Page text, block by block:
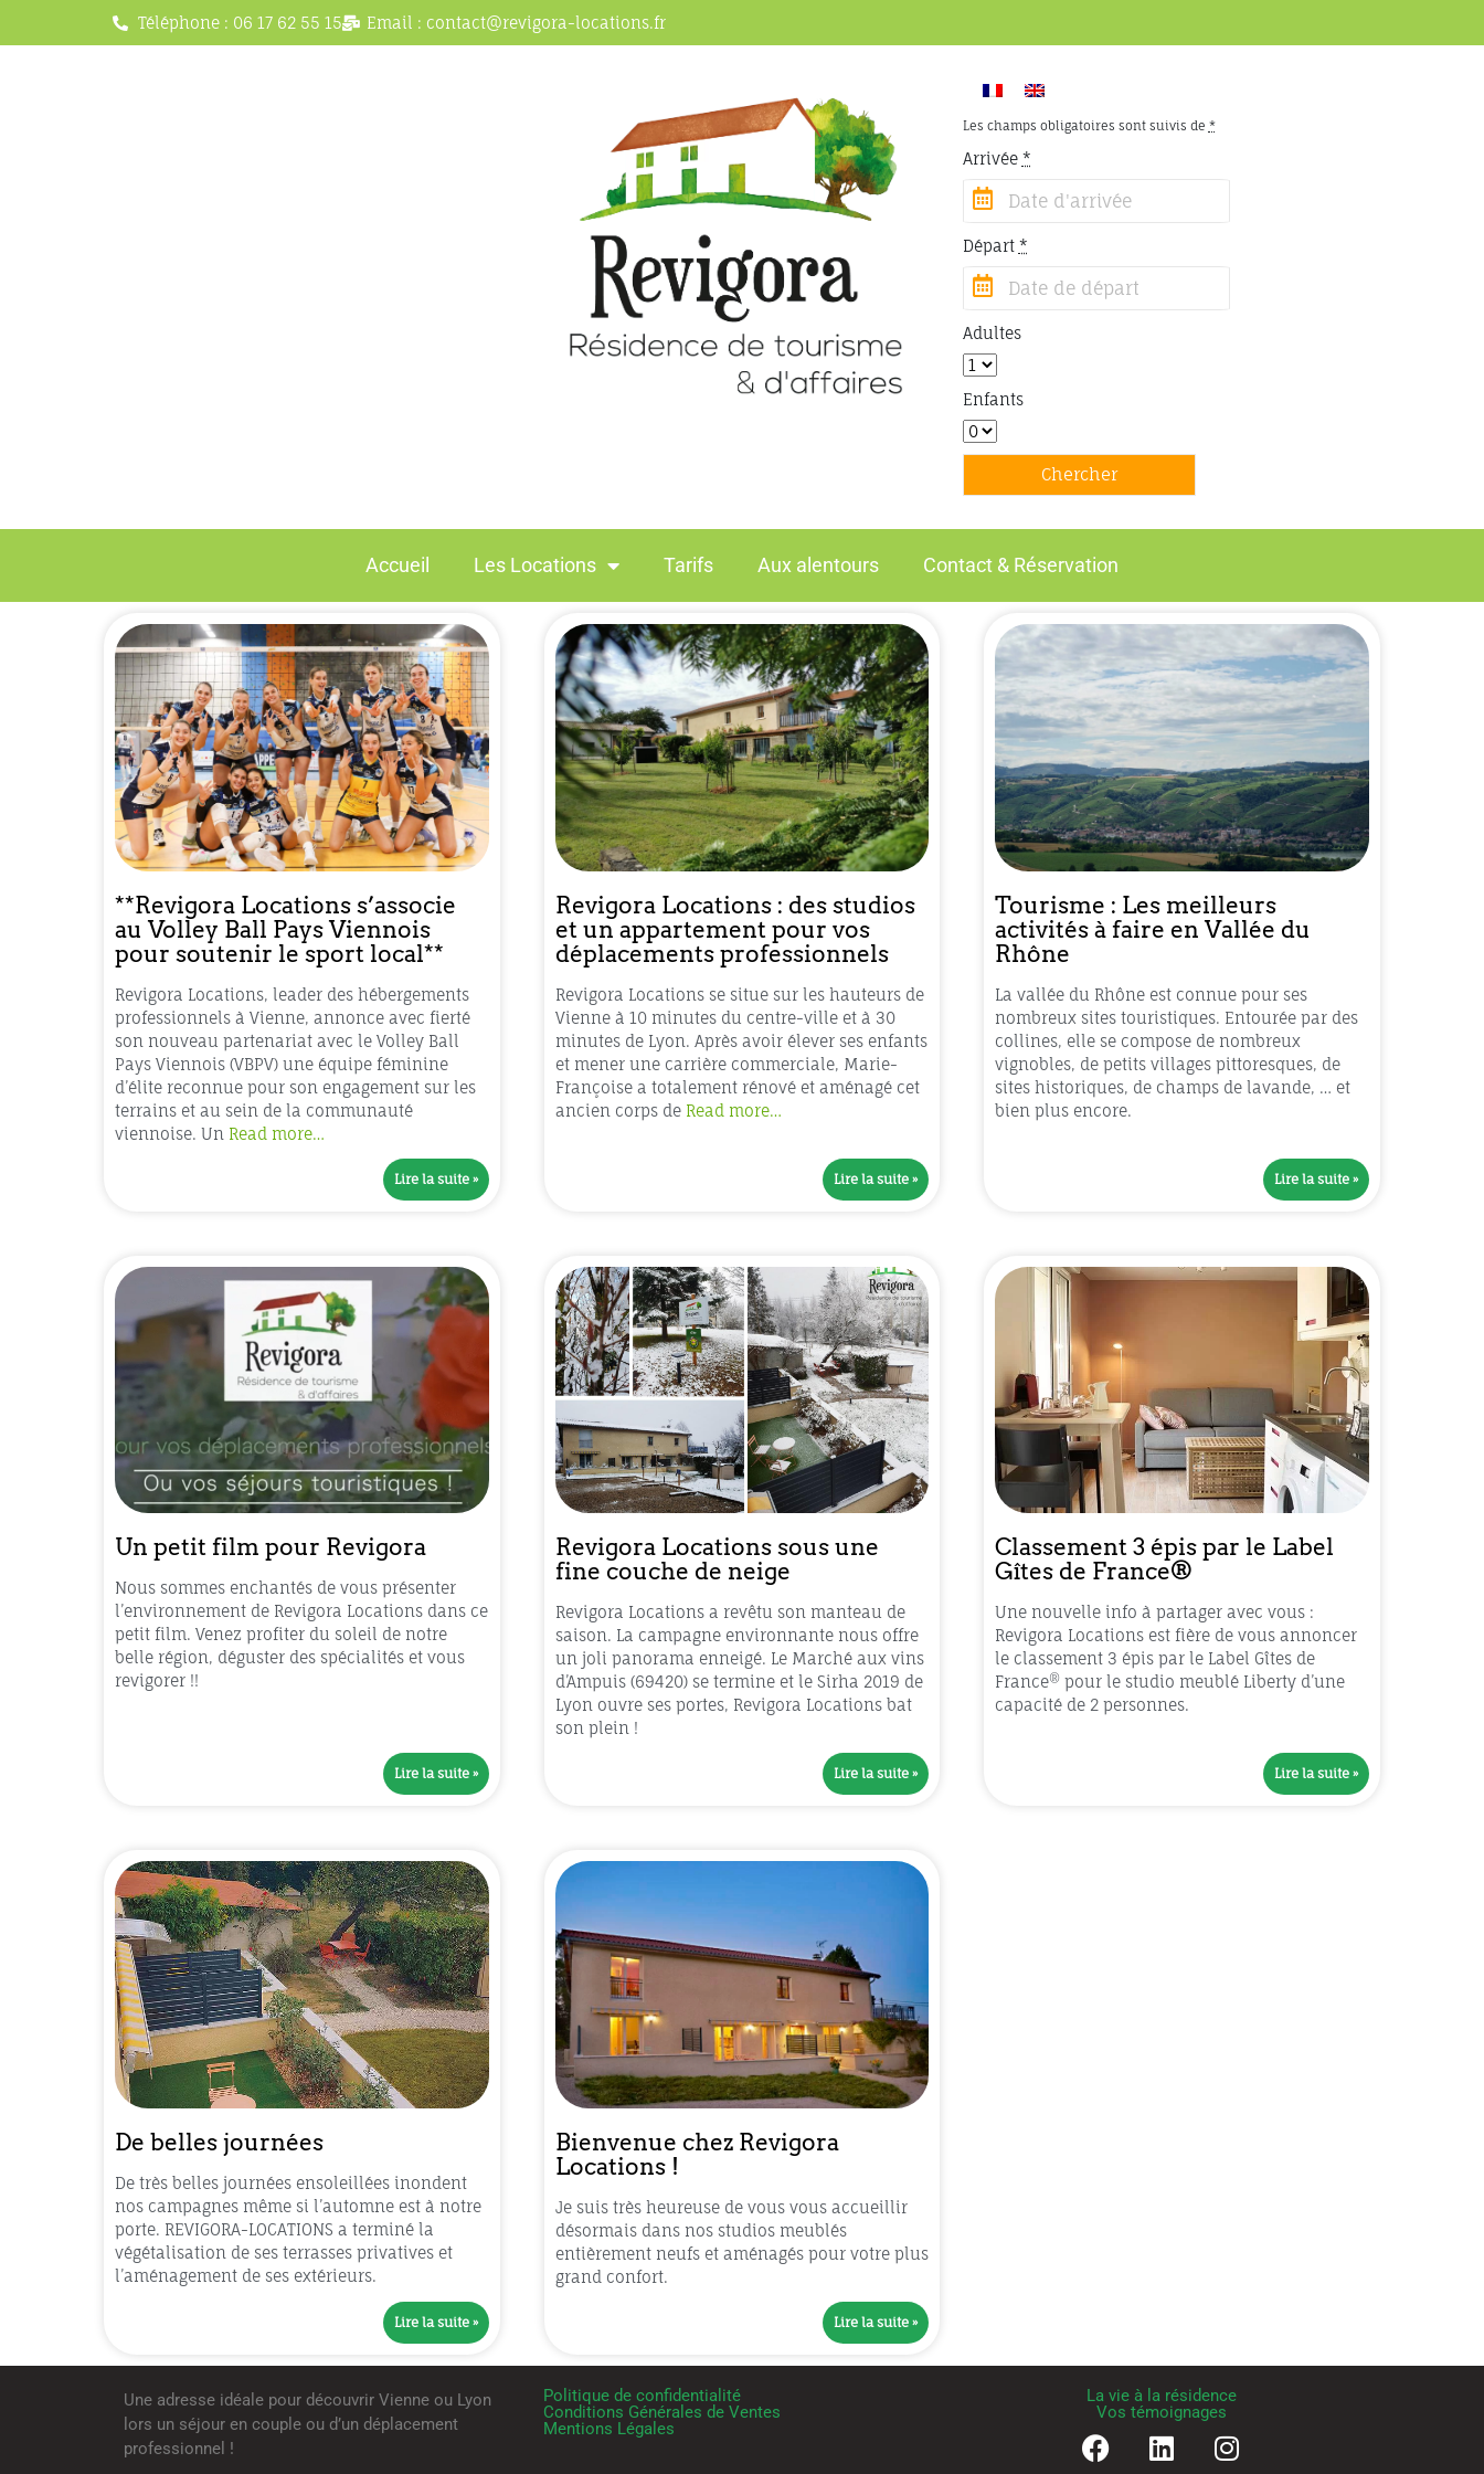
Téléphone : 06 17 62 55 15 Email : contact@revigora-locations.fr
Les champs obligatoires sont suivis de *
Arrivée *
Départ *
Adultes
Enfants
Accueil Les Locations Tarifs Aux alentours Contact & Réservation
**Revigora Locations s’associe
au Volley Ball Pays Viennois
pour soutenir le sport local**
Revigora Locations, leader des hébergements
professionnels à Vienne, annonce avec fierté
son nouveau partenariat avec le Volley Ball
Pays Viennois (VBPV) une équipe féminine
d’élite reconnue pour son engagement sur les
terrains et au sein de la communauté
viennoise. Un Read more…
Lire la suite »
Revigora Locations : des studios
et un appartement pour vos
déplacements professionnels
Revigora Locations se situe sur les hauteurs de
Vienne à 10 minutes du centre-ville et à 30
minutes de Lyon. Après avoir élever ses enfants
et mener une carrière commerciale, Marie-
Françoise a totalement rénové et aménagé cet
ancien corps de Read more…
Lire la suite »
Tourisme : Les meilleurs
activités à faire en Vallée du
Rhône
La vallée du Rhône est connue pour ses
nombreux sites touristiques. Entourée par des
collines, elle se compose de nombreux
vignobles, de petits villages pittoresques, de
sites historiques, de champs de lavande, … et
bien plus encore.
Lire la suite »
Un petit film pour Revigora
Nous sommes enchantés de vous présenter
l’environnement de Revigora Locations dans ce
petit film. Venez profiter du soleil de notre
belle région, déguster des spécialités et vous
revigorer !!
Lire la suite »
Revigora Locations sous une
fine couche de neige
Revigora Locations a revêtu son manteau de
saison. La campagne environnante nous offre
un joli panorama enneigé. Le Marché aux vins
d’Ampuis (69420) se termine et le Sirha 2019 de
Lyon ouvre ses portes, Revigora Locations bat
son plein !
Lire la suite »
Classement 3 épis par le Label
Gîtes de France®
Une nouvelle info à partager avec vous :
Revigora Locations est fière de vous annoncer
le classement 3 épis par le Label Gîtes de
France® pour le studio meublé Liberty d’une
capacité de 2 personnes.
Lire la suite »
De belles journées
De très belles journées ensoleillées inondent
nos campagnes même si l’automne est à notre
porte. REVIGORA-LOCATIONS a terminé la
végétalisation de ses terrasses privatives et
l’aménagement de ses extérieurs.
Lire la suite »
Bienvenue chez Revigora
Locations !
Je suis très heureuse de vous vous accueillir
désormais dans nos studios meublés
entièrement neufs et aménagés pour votre plus
grand confort.
Lire la suite »
Une adresse idéale pour découvrir Vienne ou Lyon
lors un séjour en couple ou d’un déplacement
professionnel !
Politique de confidentialité
Conditions Générales de Ventes
Mentions Légales
La vie à la résidence
Vos témoignages